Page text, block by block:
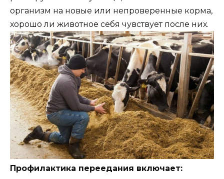
организм на новые или непроверенные корма,
хорошо ли животное себя чувствует после них.
Профилактика переедания включает: